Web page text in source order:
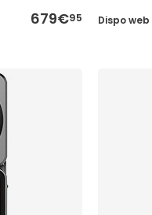
679€95 Dispo web